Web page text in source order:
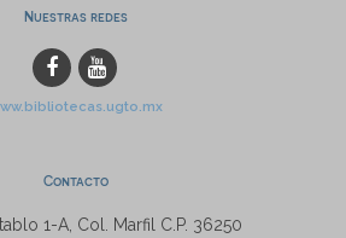
Nuestras redes
Contacto
1-A, Col. Marfil C.P. 36250